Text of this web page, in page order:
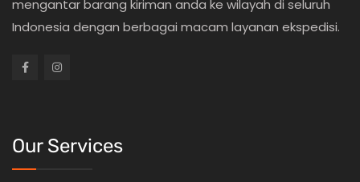
mengantar barang kiriman anda ke wilayah di seluruh
Indonesia dengan berbagai macam layanan ekspedisi.
Our Services